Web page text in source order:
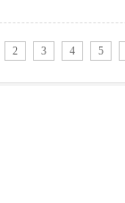
2 3 4 5